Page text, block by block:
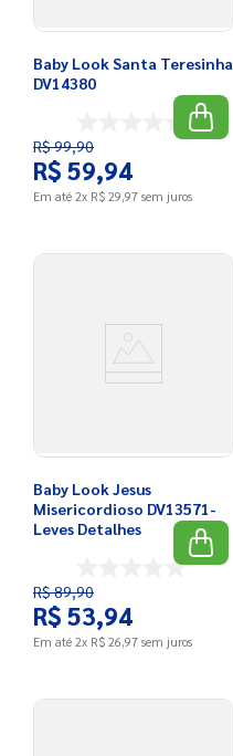
Baby Look Santa Teresinha
DV14380
R$99,90
R$ 59,94
Em até 2x R$ 29,97 sem juros
Baby Look Jesus
Misericordioso DV13571-
Leves Detalhes
R$89,90
R$ 53,94
Em até 2x R$ 26,97 sem juros